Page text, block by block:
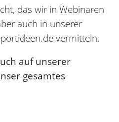
das wir in Webinaren
auch in unserer
vermitteln.
auf unserer
gesamtes